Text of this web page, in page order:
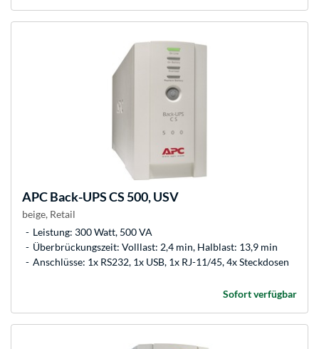
APCBack-UPS CS 500, USV
beige, Retail
Leistung: 300 Watt, 500 VA
Überbrückungszeit: Volllast: 2,4 min, Halblast: 13,9 min
Anschlüsse: 1x RS232, 1x USB, 1x RJ-11/45, 4x Steckdosen
Sofort verfügbar